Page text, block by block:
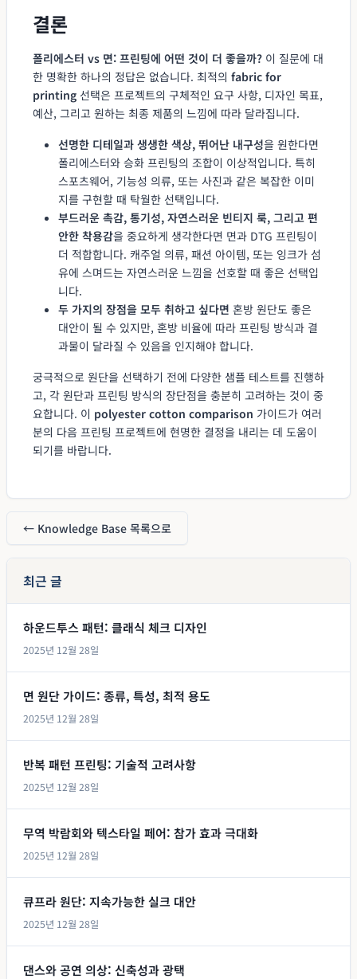
결론
폴리에스터 vs 면: 프린팅에 어떤 것이 더 좋을까? 이 질문에 대
한 명확한 하나의 정답은 없습니다. 최적의 fabric for
printing 선택은 프로젝트의 구체적인 요구 사항, 디자인 목표,
예산, 그리고 원하는 최종 제품의 느낌에 따라 달라집니다.
선명한 디테일과 생생한 색상, 뛰어난 내구성을 원한다면
폴리에스터와 승화 프린팅의 조합이 이상적입니다. 특히
스포츠웨어, 기능성 의류, 또는 사진과 같은 복잡한 이미
지를 구현할 때 탁월한 선택입니다.
부드러운 촉감, 통기성, 자연스러운 빈티지 룩, 그리고 편
안한 착용감을 중요하게 생각한다면 면과 DTG 프린팅이
더 적합합니다. 캐주얼 의류, 패션 아이템, 또는 잉크가 섬
유에 스며드는 자연스러운 느낌을 선호할 때 좋은 선택입
니다.
두 가지의 장점을 모두 취하고 싶다면 혼방 원단도 좋은
대안이 될 수 있지만, 혼방 비율에 따라 프린팅 방식과 결
과물이 달라질 수 있음을 인지해야 합니다.
궁극적으로 원단을 선택하기 전에 다양한 샘플 테스트를 진행하
고, 각 원단과 프린팅 방식의 장단점을 충분히 고려하는 것이 중
요합니다. 이 polyester cotton comparison 가이드가 여러
분의 다음 프린팅 프로젝트에 현명한 결정을 내리는 데 도움이
되기를 바랍니다.
← Knowledge Base 목록으로
최근 글
하운드투스 패턴: 클래식 체크 디자인
2025년 12월 28일
면 원단 가이드: 종류, 특성, 최적 용도
2025년 12월 28일
반복 패턴 프린팅: 기술적 고려사항
2025년 12월 28일
무역 박람회와 텍스타일 페어: 참가 효과 극대화
2025년 12월 28일
큐프라 원단: 지속가능한 실크 대안
2025년 12월 28일
댄스와 공연 의상: 신축성과 광택